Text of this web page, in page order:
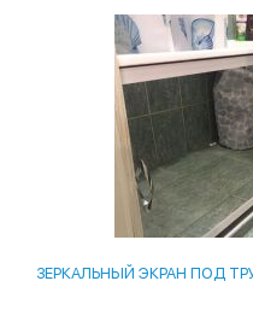
ЗЕРКАЛЬНЫЙ ЭКРАН ПОД